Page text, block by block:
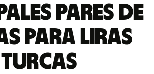
pares de
para liras
turcas